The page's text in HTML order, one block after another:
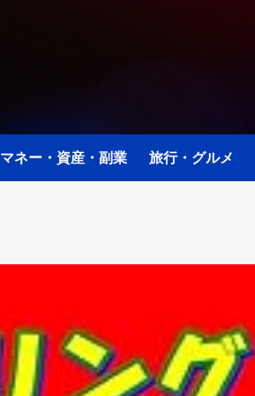
マネー・資産・副業 旅行・グルメ